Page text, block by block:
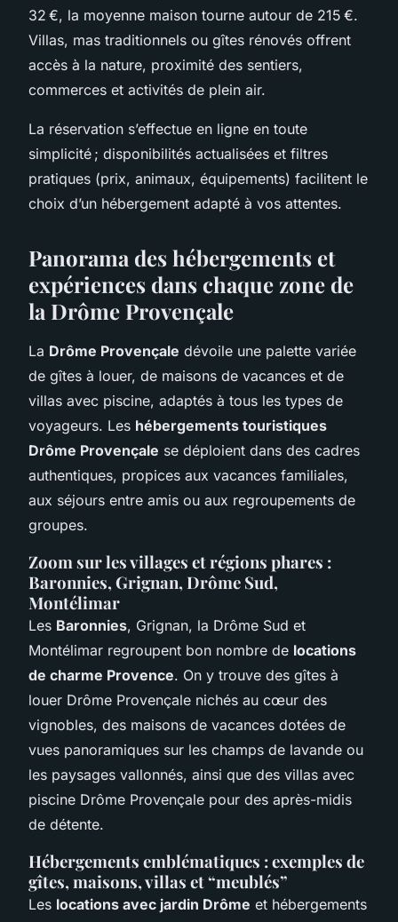
32 €, la moyenne maison tourne autour de 215 €.
Villas, mas traditionnels ou gîtes rénovés offrent
accès à la nature, proximité des sentiers,
commerces et activités de plein air.
La réservation s’effectue en ligne en toute
simplicité ; disponibilités actualisées et filtres
pratiques (prix, animaux, équipements) facilitent le
choix d’un hébergement adapté à vos attentes.
Panorama des hébergements et
expériences dans chaque zone de
la Drôme Provençale
La Drôme Provençale dévoile une palette variée
de gîtes à louer, de maisons de vacances et de
villas avec piscine, adaptés à tous les types de
voyageurs. Les hébergements touristiques
Drôme Provençale se déploient dans des cadres
authentiques, propices aux vacances familiales,
aux séjours entre amis ou aux regroupements de
groupes.
Zoom sur les villages et régions phares :
Baronnies, Grignan, Drôme Sud,
Montélimar
Les Baronnies, Grignan, la Drôme Sud et
Montélimar regroupent bon nombre de locations
de charme Provence. On y trouve des gîtes à
louer Drôme Provençale nichés au cœur des
vignobles, des maisons de vacances dotées de
vues panoramiques sur les champs de lavande ou
les paysages vallonnés, ainsi que des villas avec
piscine Drôme Provençale pour des après-midis
de détente.
Hébergements emblématiques : exemples de
gîtes, maisons, villas et “meublés”
Les locations avec jardin Drôme et hébergements